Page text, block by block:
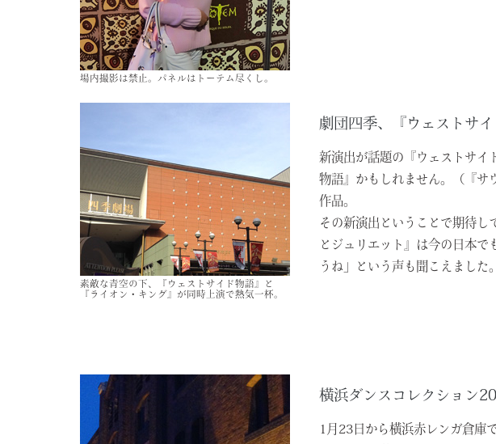
場内撮影は禁止。パネルはトーテム尽くし。
素敵な青空の下、『ウェストサイド物語』と
『ライオン・ キング』が同時上演で熱気一杯。
劇団四季、『ウェストサイ
新演出が話題の『ウェストサイ
物語』かもしれません。（『サ
作品。
その新演出ということで期待し
とジュリエット』は今の日本
うね」という声も聞こえました
横浜ダンスコレクション
1月23日から横浜赤レンガ倉庫